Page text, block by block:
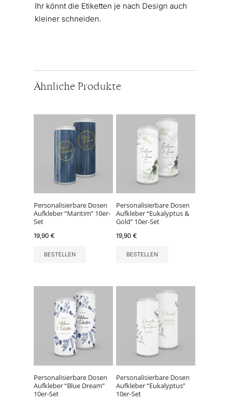
Ihr könnt die Etiketten je nach Design auch
kleiner schneiden.
Ähnliche Produkte
Personalisierbare Dosen
Aufkleber “Maritim” 10er-
Set
19,90 €
BESTELLEN
Personalisierbare Dosen
Aufkleber “Eukalyptus &
Gold” 10er-Set
19,90€
BESTELLEN
Personalisierbare Dosen
Aufkleber “Blue Dream”
10er-Set
Personalisierbare Dosen
Aufkleber “Eukalyptus”
10er-Set